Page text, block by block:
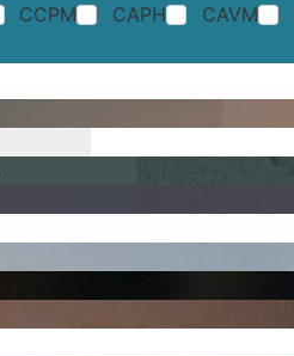
CCPM CAPH CAVM